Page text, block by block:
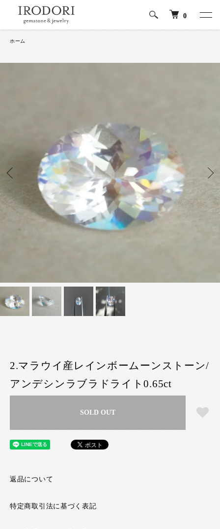
0
ホーム
2.マラウイ産レインボームーンストーン/
アンデシンラブラドライト0.65ct
SOLD OUT
返品について
特定商取引法に基づく表記